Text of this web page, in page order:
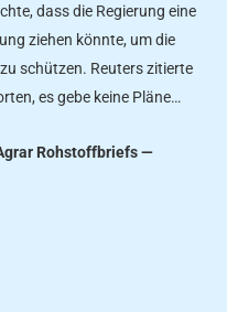
dass die Regierung eine
ziehen könnte, um die
schützen. Reuters zitierte
es gebe keine Pläne…
Rohstoffbriefs —